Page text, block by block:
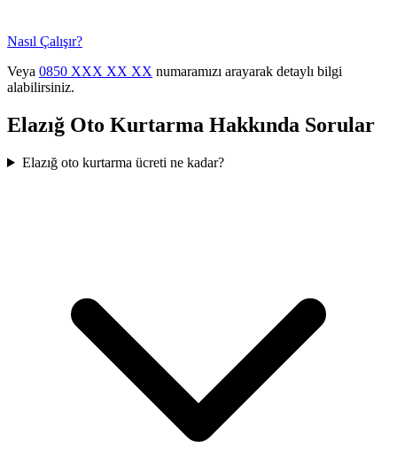
Nasıl Çalışır?
Veya 0850 XXX XX XX numaramızı arayarak detaylı bilgi
alabilirsiniz.
Elazığ Oto Kurtarma Hakkında Sorular
Elazığ oto kurtarma ücreti ne kadar?